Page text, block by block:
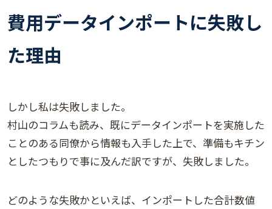
費用データインポートに失敗し
た理由
しかし私は失敗しました。
村山のコラムも読み、既にデータインポートを実施した
ことのある同僚から情報も入手した上で、準備もキチン
としたつもりで事に及んだ訳ですが、失敗しました。
どのような失敗かといえば、インポートした合計数値